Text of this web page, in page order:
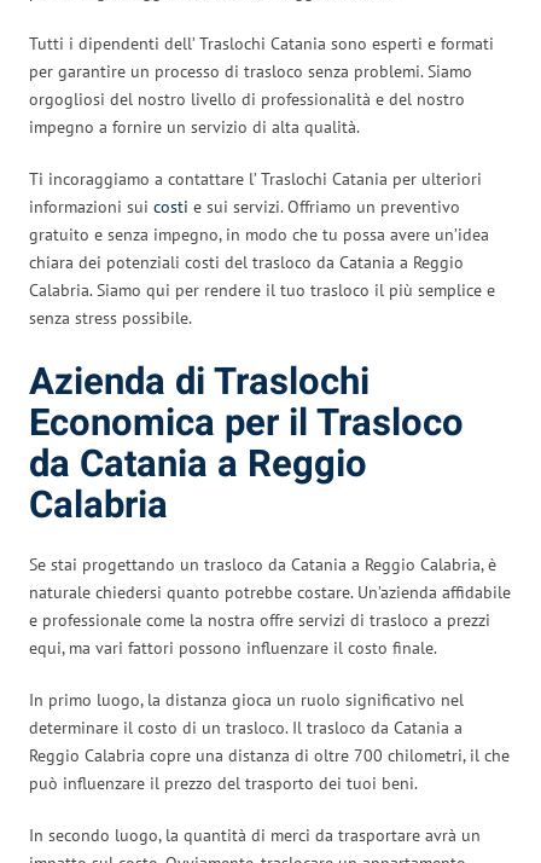
Tutti i dipendenti dell’ Traslochi Catania sono esperti e formati
per garantire un processo di trasloco senza problemi. Siamo
orgogliosi del nostro livello di professionalità e del nostro
impegno a fornire un servizio di alta qualità.
Ti incoraggiamo a contattare l’ Traslochi Catania per ulteriori
informazioni sui costi e sui servizi. Offriamo un preventivo
gratuito e senza impegno, in modo che tu possa avere un’idea
chiara dei potenziali costi del trasloco da Catania a Reggio
Calabria. Siamo qui per rendere il tuo trasloco il più semplice e
senza stress possibile.
Azienda di Traslochi
Economica per il Trasloco
da Catania a Reggio
Calabria
Se stai progettando un trasloco da Catania a Reggio Calabria, è
naturale chiedersi quanto potrebbe costare. Un’azienda affidabile
e professionale come la nostra offre servizi di trasloco a prezzi
equi, ma vari fattori possono influenzare il costo finale.
In primo luogo, la distanza gioca un ruolo significativo nel
determinare il costo di un trasloco. Il trasloco da Catania a
Reggio Calabria copre una distanza di oltre 700 chilometri, il che
può influenzare il prezzo del trasporto dei tuoi beni.
In secondo luogo, la quantità di merci da trasportare avrà un